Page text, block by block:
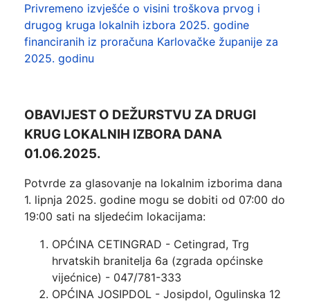
Privremeno izvješće o visini troškova prvog i
drugog kruga lokalnih izbora 2025. godine
financiranih iz proračuna Karlovačke županije za
2025. godinu
OBAVIJEST O DEŽURSTVU ZA DRUGI
KRUG LOKALNIH IZBORA DANA
01.06.2025.
Potvrde za glasovanje na lokalnim izborima dana
1. lipnja 2025. godine mogu se dobiti od 07:00 do
19:00 sati na sljedećim lokacijama:
OPĆINA CETINGRAD - Cetingrad, Trg
hrvatskih branitelja 6a (zgrada općinske
vijećnice) - 047/781-333
OPĆINA JOSIPDOL - Josipdol, Ogulinska 12